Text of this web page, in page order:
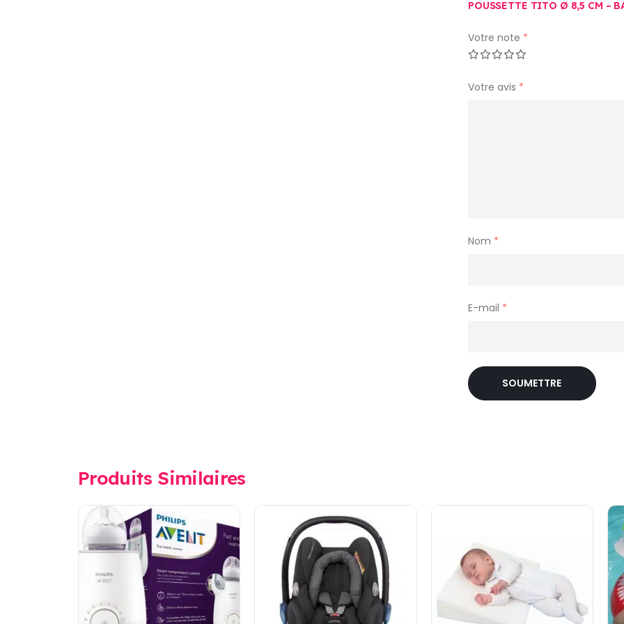
POUSSETTE TITO Ø 8,5 CM –
Votre note *
Votre avis *
Nom *
E-mail *
Produits Similaires